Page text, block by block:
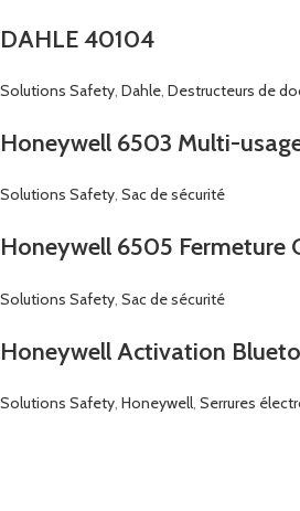
DAHLE 40104
Solutions Safety, Dahle, Destructeurs de
Honeywell 6503 Multi-
Solutions Safety, Sac de sécurité
Honeywell 6505 Fermeture
Solutions Safety, Sac de sécurité
Honeywell Activation
Solutions Safety, Honeywell, Serrures